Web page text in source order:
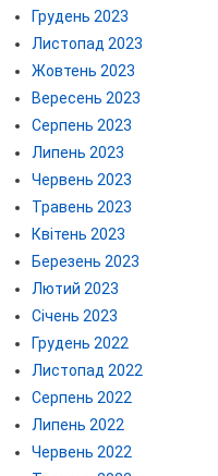
Грудень 2023
Листопад 2023
Жовтень 2023
Вересень 2023
Серпень 2023
Липень 2023
Червень 2023
Травень 2023
Квітень 2023
Березень 2023
Лютий 2023
Січень 2023
Грудень 2022
Листопад 2022
Серпень 2022
Липень 2022
Червень 2022